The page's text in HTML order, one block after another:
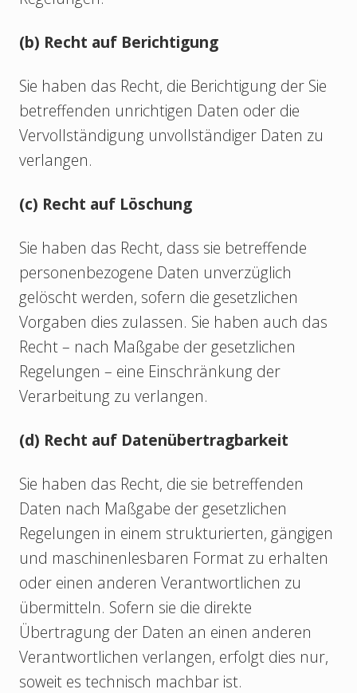
(b) Recht auf Berichtigung
Sie haben das Recht, die Berichtigung der Sie
betreffenden unrichtigen Daten oder die
Vervollständigung unvollständiger Daten zu
verlangen.
(c) Recht auf Löschung
Sie haben das Recht, dass sie betreffende
personenbezogene Daten unverzüglich
gelöscht werden, sofern die gesetzlichen
Vorgaben dies zulassen. Sie haben auch das
Recht – nach Maßgabe der gesetzlichen
Regelungen – eine Einschränkung der
Verarbeitung zu verlangen.
(d) Recht auf Datenübertragbarkeit
Sie haben das Recht, die sie betreffenden
Daten nach Maßgabe der gesetzlichen
Regelungen in einem strukturierten, gängigen
und maschinenlesbaren Format zu erhalten
oder einen anderen Verantwortlichen zu
übermitteln. Sofern sie die direkte
Übertragung der Daten an einen anderen
Verantwortlichen verlangen, erfolgt dies nur,
soweit es technisch machbar ist.